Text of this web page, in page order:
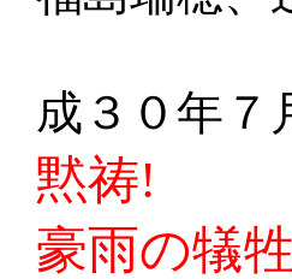
成３０年７
黙祷!
豪雨の犠